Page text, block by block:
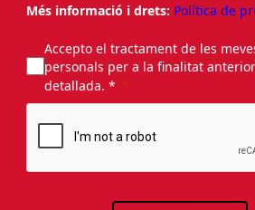
Més informació i drets: Política de
Accepto el tractament de les
personals per a la finalitat
detallada. *